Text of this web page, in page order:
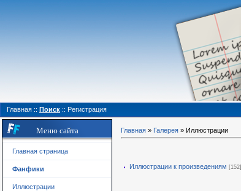
Главная :: Поиск :: Регистрация
Меню сайта
Главная страница
Фанфики
Иллюстрации
Главная » Галерея » Иллюстрации
Иллюстрации к произведениям [152]